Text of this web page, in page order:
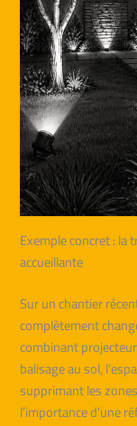
Exemple concret : la
accueillante
Sur un chantier
complètement
combinant
balisage au sol,
supprimant les
l’importance d’une